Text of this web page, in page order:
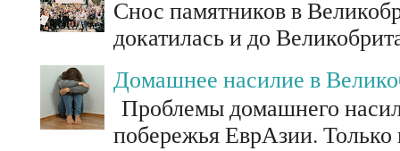
Снос памятников в
докатилась и до
Домашнее насилие в
Проблемы домашнего
побережья ЕврАзии. Только